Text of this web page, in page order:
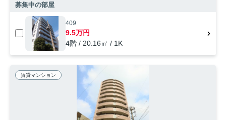
募集中の部屋
409
9.5万円
4階 / 20.16㎡ / 1K
賃貸マンション